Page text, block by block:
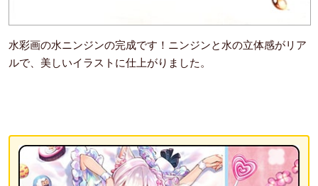
水彩画の水ニンジンの完成です！ニンジンと水の立体感がリア
ルで、美しいイラストに仕上がりました。